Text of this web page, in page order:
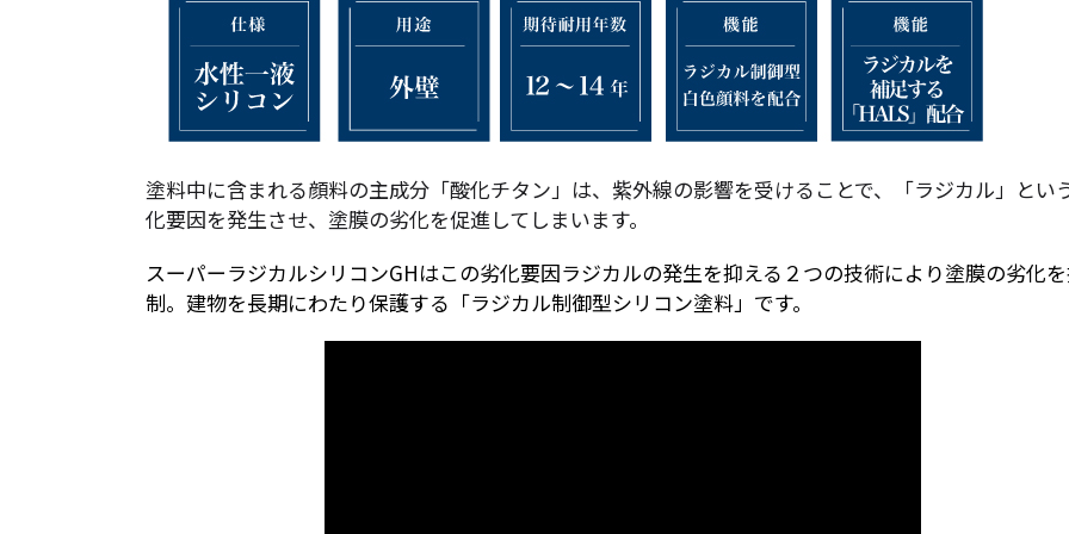
塗料中に含まれる顔料の主成分「酸化チタン」は、紫外線の影響を受けることで、「ラジカル」とい
化要因を発生させ、塗膜の劣化を促進してしまいます。
スーパーラジカルシリコンGHはこの劣化要因ラジカルの発生を抑える２つの技術により塗膜の劣化
制。建物を長期にわたり保護する「ラジカル制御型シリコン塗料」です。